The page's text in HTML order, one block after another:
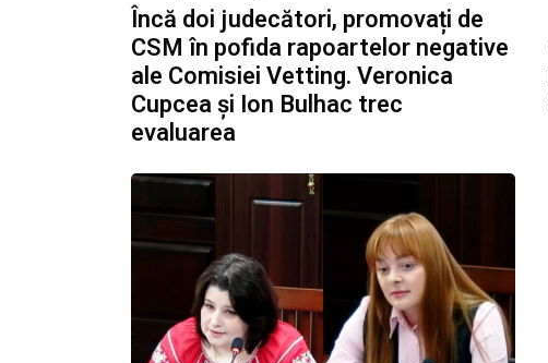
Încă doi judecători, promovați de
CSM în pofida rapoartelor negative
ale Comisiei Vetting. Veronica
Cupcea și Ion Bulhac trec
evaluarea